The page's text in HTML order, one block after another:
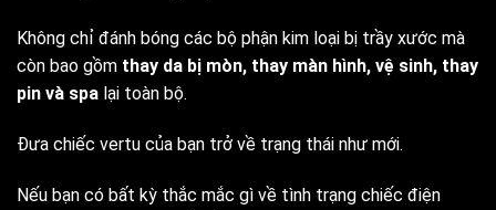
Không chỉ đánh bóng các bộ phận kim loại bị trầy xước mà
còn bao gồm thay da bị mòn, thay màn hình, vệ sinh, thay
pin và spa lại toàn bộ.
Đưa chiếc vertu của bạn trở về trạng thái như mới.
Nếu bạn có bất kỳ thắc mắc gì về tình trạng chiếc điện